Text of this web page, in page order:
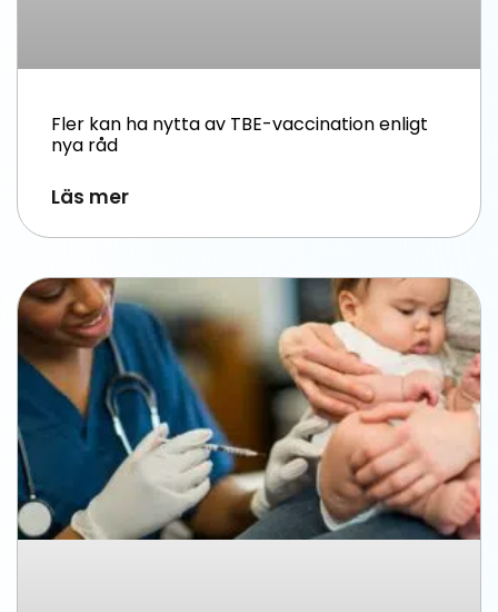
Fler kan ha nytta av TBE-vaccination enligt
nya råd
Läs mer